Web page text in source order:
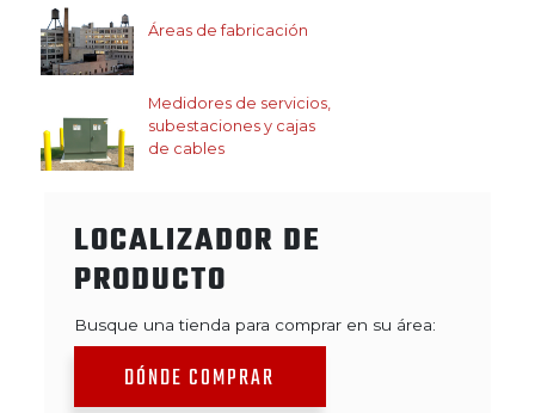
Áreas de fabricación
Medidores de servicios,
subestaciones y cajas
de cables
LOCALIZADOR DE
PRODUCTO
Busque una tienda para comprar en su área:
DÓNDE COMPRAR